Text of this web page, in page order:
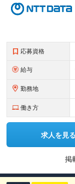
応募資格
給与
勤務地
働き方
求人を見る
掲